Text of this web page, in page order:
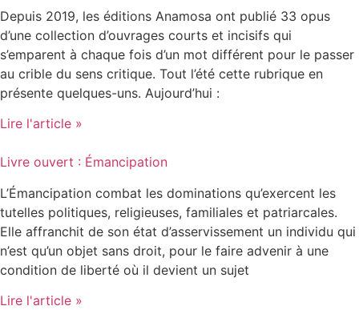
Depuis 2019, les éditions Anamosa ont publié 33 opus
d’une collection d’ouvrages courts et incisifs qui
s’emparent à chaque fois d’un mot différent pour le passer
au crible du sens critique. Tout l’été cette rubrique en
présente quelques-uns. Aujourd’hui :
Lire l'article »
Livre ouvert : Émancipation
L’Émancipation combat les dominations qu’exercent les
tutelles politiques, religieuses, familiales et patriarcales.
Elle affranchit de son état d’asservissement un individu qui
n’est qu’un objet sans droit, pour le faire advenir à une
condition de liberté où il devient un sujet
Lire l'article »